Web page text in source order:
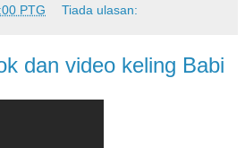
PTG Tiada ulasan:
dan video keling Babi